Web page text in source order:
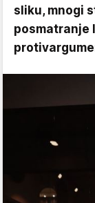
sliku, mnogi
posmatranje